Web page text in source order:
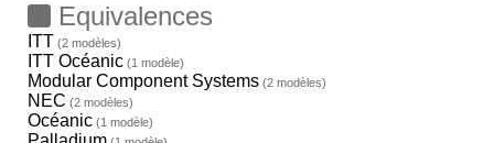
Equivalences
ITT (2 modèles)
ITT Océanic (1 modèle)
Modular Component Systems (2 modèles)
NEC (2 modèles)
Océanic (1 modèle)